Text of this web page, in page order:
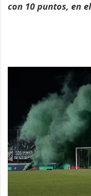
con 10 puntos, en